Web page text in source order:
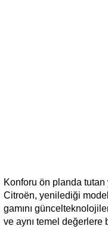
Konforu ön planda
Citroën, yenilediği
gamını
ve aynı temel değerlere